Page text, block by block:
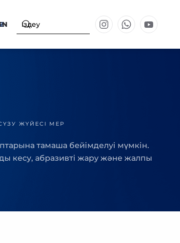
ЖҮЙЕСІ MEP
тамаша бейімделуі мүмкін.
кесу, абразивті жару және жалпы